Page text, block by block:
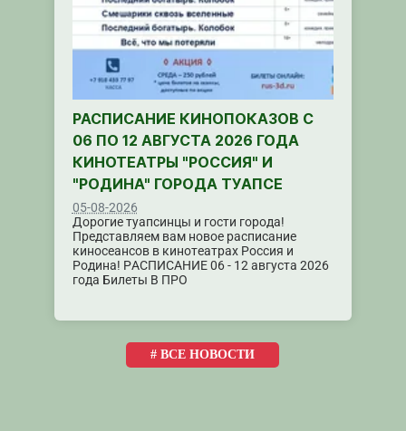
РАСПИСАНИЕ КИНОПОКАЗОВ С
06 ПО 12 АВГУСТА 2026 ГОДА
КИНОТЕАТРЫ "РОССИЯ" И
"РОДИНА" ГОРОДА ТУАПСЕ
05-08-2026
Дорогие туапсинцы и гости города!
Представляем вам новое расписание
киносеансов в кинотеатрах Россия и
Родина! РАСПИСАНИЕ 06 - 12 августа 2026
года Билеты В ПРО
# ВСЕ НОВОСТИ